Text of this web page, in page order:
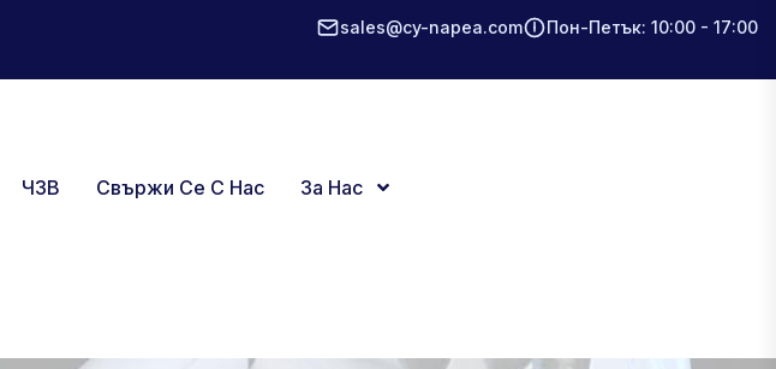
sales@cy-napea.com Пон-Петък: 10:00 - 17:00
ЧЗВ Свържи Се С Нас За Нас